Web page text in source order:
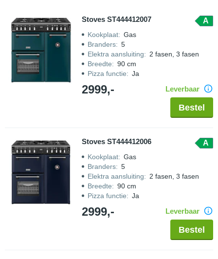
Stoves ST444412007 A
Kookplaat: Gas
Branders: 5
Elektra aansluiting: 2 fasen, 3 fasen
Breedte: 90 cm
Pizza functie: Ja
2999,- Leverbaar
Bestel
Stoves ST444412006 A
Kookplaat: Gas
Branders: 5
Elektra aansluiting: 2 fasen, 3 fasen
Breedte: 90 cm
Pizza functie: Ja
2999,- Leverbaar
Bestel